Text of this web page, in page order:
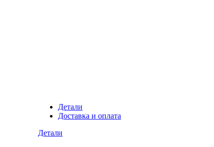
Детали
Доставка и оплата
Детали